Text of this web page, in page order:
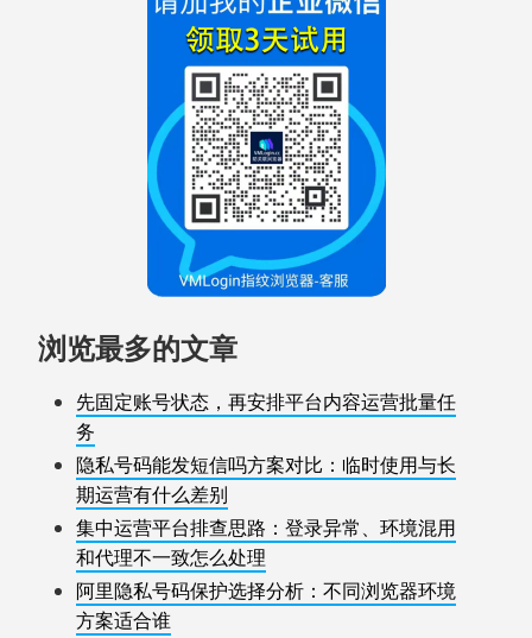
浏览最多的文章
先固定账号状态，再安排平台内容运营批量任
务
隐私号码能发短信吗方案对比：临时使用与长
期运营有什么差别
集中运营平台排查思路：登录异常、环境混用
和代理不一致怎么处理
阿里隐私号码保护选择分析：不同浏览器环境
方案适合谁